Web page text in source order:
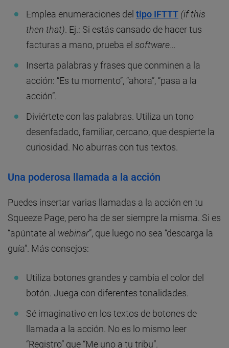
Emplea enumeraciones del tipo IFTTT (if this
then that) . Ej.: Si estás cansado de hacer tus
facturas a mano, prueba el software…
Inserta palabras y frases que conminen a la
acción: “Es tu momento”, “ahora”, “pasa a la
acción”.
Diviértete con las palabras. Utiliza un tono
desenfadado, familiar, cercano, que despierte la
curiosidad. No aburras con tus textos.
Una poderosa llamada a la acción
Puedes insertar varias llamadas a la acción en tu
Squeeze Page, pero ha de ser siempre la misma. Si es
“apúntate al webinar”, que luego no sea “descarga la
guía”. Más consejos:
Utiliza botones grandes y cambia el color del
botón. Juega con diferentes tonalidades.
Sé imaginativo en los textos de botones de
llamada a la acción. No es lo mismo leer
“Registro” que “Me uno a tu tribu”.